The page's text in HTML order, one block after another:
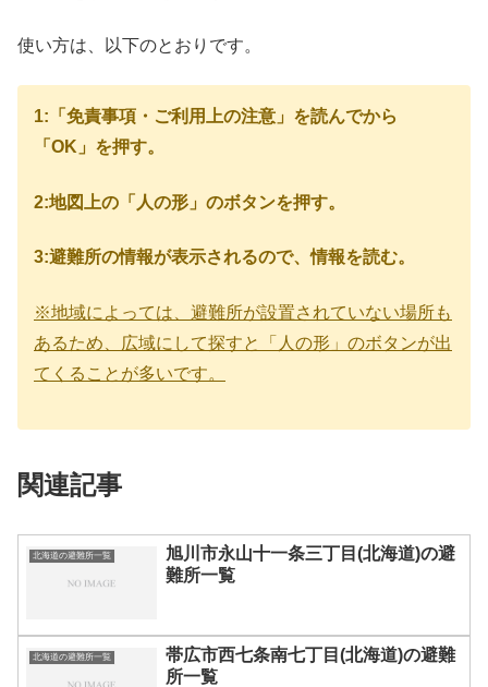
使い方は、以下のとおりです。
1:「免責事項・ご利用上の注意」を読んでから
「OK」を押す。
2:地図上の「人の形」のボタンを押す。
3:避難所の情報が表示されるので、情報を読む。
※地域によっては、避難所が設置されていない場所も
あるため、広域にして探すと「人の形」のボタンが出
てくることが多いです。
関連記事
北海道の避難所一覧
旭川市永山十一条三丁目(北海道)の避
難所一覧
北海道の避難所一覧
帯広市西七条南七丁目(北海道)の避難
所一覧